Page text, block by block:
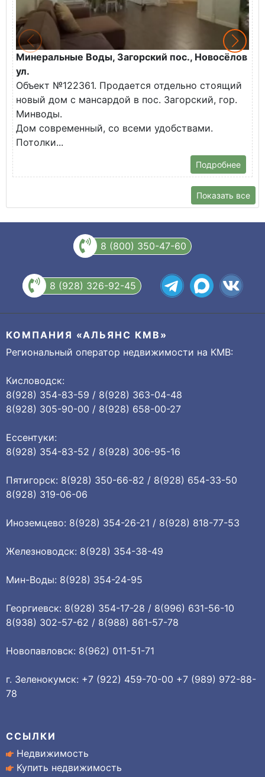
Минеральные Воды, Загорский пос., Новосёлов
ул.
Объект №122361. Продается отдельно стоящий
новый дом с мансардой в пос. Загорский, гор.
Минводы.
Дом современный, со всеми удобствами.
Потолки...
Подробнее
Показать все
8 (800) 350-47-60
8 (928) 326-92-45
КОМПАНИЯ «АЛЬЯНС КМВ»
Региональный оператор недвижимости на КМВ:
Кисловодск:
8(928) 354-83-59 / 8(928) 363-04-48
8(928) 305-90-00 / 8(928) 658-00-27
Ессентуки:
8(928) 354-83-52 / 8(928) 306-95-16
Пятигорск: 8(928) 350-66-82 / 8(928) 654-33-50
8(928) 319-06-06
Иноземцево: 8(928) 354-26-21 / 8(928) 818-77-53
Железноводск: 8(928) 354-38-49
Мин-Воды: 8(928) 354-24-95
Георгиевск: 8(928) 354-17-28 / 8(996) 631-56-10
8(938) 302-57-62 / 8(988) 861-57-78
Новопавловск: 8(962) 011-51-71
г. Зеленокумск: +7 (922) 459-70-00 +7 (989) 972-88-
78
ССЫЛКИ
Недвижимость
Купить недвижимость